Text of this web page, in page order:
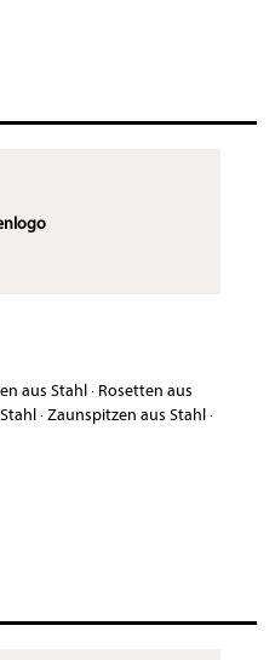
aus Stahl· Rosetten aus
·Zaunspitzen aus Stahl·